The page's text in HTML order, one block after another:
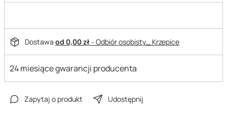
Dostawa od 0,00 zł- Odbiór osobisty_ Krzepice
24 miesiące gwarancji producenta
Zapytaj o produkt Udostępnij